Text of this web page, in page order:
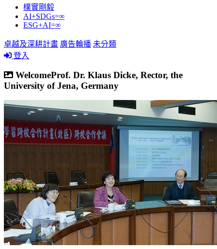
樸實剛毅
AI+SDGs=∞
ESG+AI=∞
卓越及深耕計畫 廣告輪播 未分類
登入
WelcomeProf. Dr. Klaus Dicke, Rector, the
University of Jena, Germany